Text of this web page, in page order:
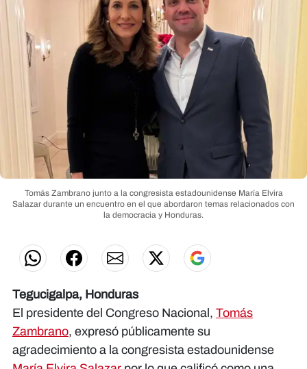
Tomás Zambrano junto a la congresista estadounidense María Elvira
Salazar durante un encuentro en el que abordaron temas relacionados con
la democracia y Honduras.
Tegucigalpa, Honduras
El presidente del Congreso Nacional, Tomás
Zambrano, expresó públicamente su
agradecimiento a la congresista estadounidense